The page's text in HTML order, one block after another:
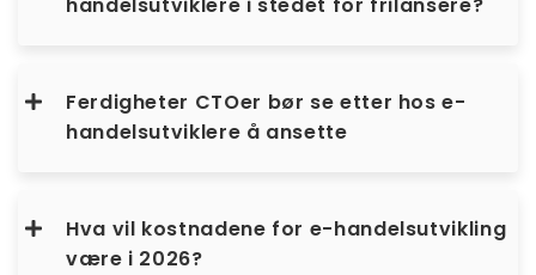
handelsutviklere i stedet for frilansere?
Ferdigheter CTOer bør se etter hos e-
handelsutviklere å ansette
Hva vil kostnadene for e-handelsutvikling
være i 2026?